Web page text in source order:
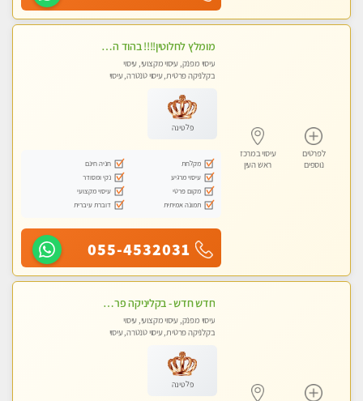
לפרטים
נוספים
עיסוי במרכז
ראש העין
מומלץ לחלוטין!!!! בהוד השרון מעסה מקצועית לעיסוי ברמה גבוהה VIP תתקשר .....
עיסוי מפנק, עיסוי מקצועי, עיסוי
בקלניקה פרטית, עיסוי טנטרה, עיסוי
פלטינה
מקלחת
חניה חינם
עיסוי מרגיע
נקי ומסודר
מקום פרטי
עיסוי מקצועי
תמונה אמיתית
דוברת עיברית
055-4532031
חדש חדש - בקליניקה פרטית בחיפה עיסוי לחידוש אנרגיות עיסוי חלומי מומלץ מאוד !
עיסוי מפנק, עיסוי מקצועי, עיסוי
בקלניקה פרטית, עיסוי טנטרה, עיסוי
פלטינה